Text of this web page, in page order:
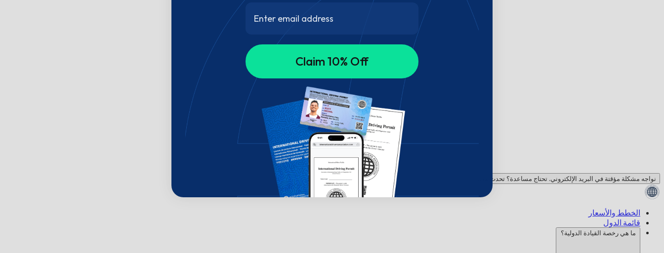
نواجه مشكلة مؤقتة في البريد الإلكتروني. تحتاج مساعدة؟ تحدث معنا!
الخطط والأسعار
قائمة الدول
ما هي رخصة القيادة الدولية؟
Claim 10% Off